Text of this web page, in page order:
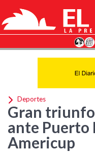
Deportes
Gran
ante Puerto
Americup